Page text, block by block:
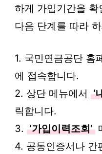
하게 가입기간을 확
다음 단계를 따라
1. 국민연금공단 홈
에 접속합니다.
2. 상단 메뉴에서 ‘
릭합니다.
3. ‘가입이력조회’
4. 공동인증서나 간